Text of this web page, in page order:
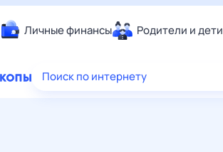
Личные финансы Родители и дети
Еда
Поиск по интернету